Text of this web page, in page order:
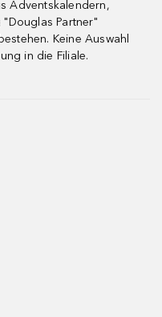
Adventskalendern,
Partner"
Keine Auswahl
in die Filiale.